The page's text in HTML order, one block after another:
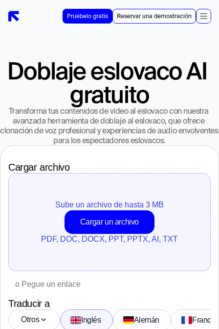
Pruébelo gratis Reservar una demostración
Doblaje eslovaco AI
gratuito
Transforma tus contenidos de vídeo al eslovaco con nuestra
avanzada herramienta de doblaje al eslovaco, que ofrece
clonación de voz profesional y experiencias de audio envolventes
para los espectadores eslovacos.
Cargar archivo
Sube un archivo de hasta 3 MB
Cargar un archivo
PDF, DOC, DOCX, PPT, PPTX, AI, TXT
Traducir a
Inglés Alemán
Otros